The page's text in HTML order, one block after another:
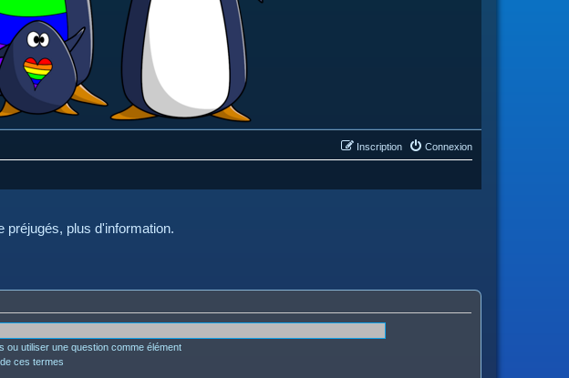
Connexion
Inscription
préjugés, plus d'information.
ou utiliser une question comme élément
ces termes